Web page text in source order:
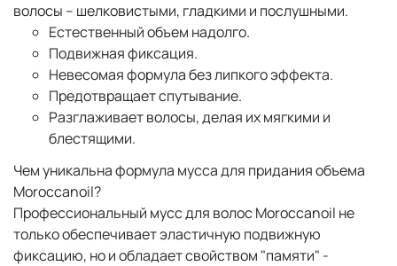
волосы – шелковистыми, гладкими и послушными.
Естественный объем надолго.
Подвижная фиксация.
Невесомая формула без липкого эффекта.
Предотвращает спутывание.
Разглаживает волосы, делая их мягкими и
блестящими.
Чем уникальна формула мусса для придания объема
Moroccanoil?
Профессиональный мусс для волос Moroccanoil не
только обеспечивает эластичную подвижную
фиксацию, но и обладает свойством "памяти" -